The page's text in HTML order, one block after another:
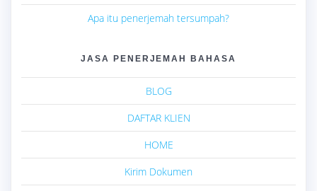
Apa itu penerjemah tersumpah?
JASA PENERJEMAH BAHASA
BLOG
DAFTAR KLIEN
HOME
Kirim Dokumen